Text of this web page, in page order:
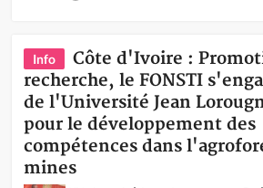
Info
Côte d'Ivoire :
recherche, le FONSTI
de l'Université Jean
pour le développement des
compétences dans
mines